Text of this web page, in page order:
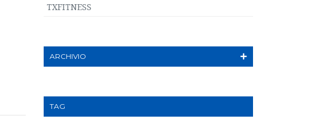
TXFITNESS
ARCHIVIO
TAG